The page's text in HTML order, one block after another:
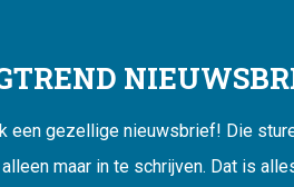
een gezellige nieuwsbrief! Die
maar in te schrijven. Dat is